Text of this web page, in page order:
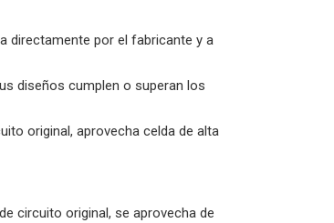
directamente por el fabricante y a
diseños cumplen o superan los
original, aprovecha celda de alta
circuito original, se aprovecha de